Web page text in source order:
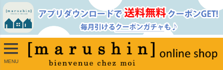
MENU
並び順
新着順
古い順
価格が安い順
価格が高い順